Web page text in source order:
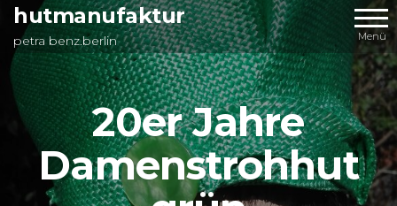
Zum
Inhalt
springen
hutmanufaktur
petra benz.berlin Menü
20er Jahre
Damenstrohhut